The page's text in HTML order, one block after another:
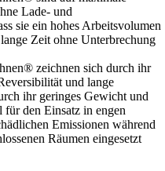
Lade- und
sie ein hohes Arbeitsvolumen
Zeit ohne Unterbrechung
zeichnen sich durch ihr
und lange
ihr geringes Gewicht und
für den Einsatz in engen
Emissionen während
Räumen eingesetzt